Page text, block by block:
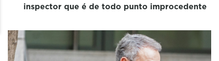
inspector que é de todo punto improcedente